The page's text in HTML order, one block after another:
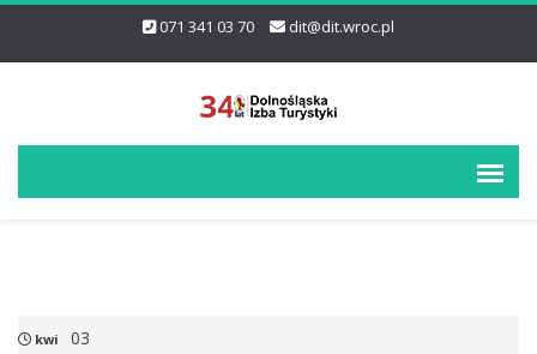
071 341 03 70 dit@dit.wroc.pl
kwi 03